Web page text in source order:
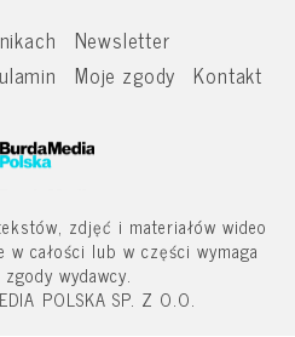
Newsletter
Moje zgody Kontakt
zdjęć i materiałów wideo
całości lub w części wymaga
wydawcy.
POLSKA SP. Z O.O.